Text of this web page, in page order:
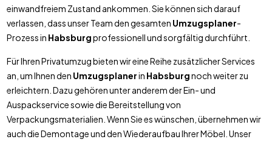
einwandfreiem Zustand ankommen. Sie können sich darauf
verlassen, dass unser Team den gesamten Umzugsplaner-
Prozess in Habsburgprofessionell und sorgfältig durchführt.
Für Ihren Privatumzug bieten wir eine Reihe zusätzlicher Services
an, um Ihnen den Umzugsplanerin Habsburgnoch weiter zu
erleichtern. Dazu gehören unter anderem der Ein- und
Auspackservice sowie die Bereitstellung von
Verpackungsmaterialien. Wenn Sie es wünschen, übernehmen wir
auch die Demontage und den Wiederaufbau Ihrer Möbel. Unser